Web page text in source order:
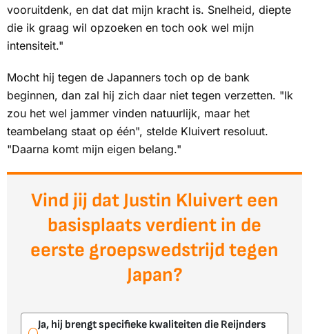
vooruitdenk, en dat dat mijn kracht is. Snelheid, diepte
die ik graag wil opzoeken en toch ook wel mijn
intensiteit."
Mocht hij tegen de Japanners toch op de bank
beginnen, dan zal hij zich daar niet tegen verzetten. "Ik
zou het wel jammer vinden natuurlijk, maar het
teambelang staat op één", stelde Kluivert resoluut.
"Daarna komt mijn eigen belang."
Vind jij dat Justin Kluivert een
basisplaats verdient in de
eerste groepswedstrijd tegen
Japan?
Ja, hij brengt specifieke kwaliteiten die Reijnders